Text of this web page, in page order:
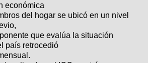
económica
del hogar se ubicó en un nivel
que evalúa la situación
país retrocedió